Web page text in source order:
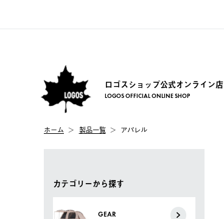
ロゴスショップ公式オンライン店
LOGOS OFFICIAL ONLINE SHOP
ホーム 製品一覧 アパレル
カテゴリーから探す
GEAR